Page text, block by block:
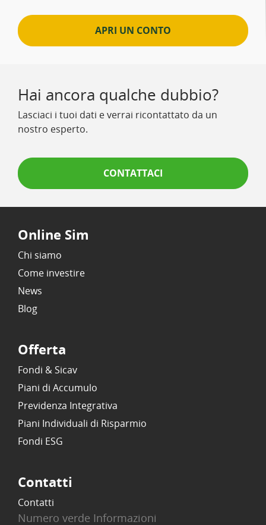
APRI UN CONTO
Hai ancora qualche dubbio?
Lasciaci i tuoi dati e verrai ricontattato da un
nostro esperto.
CONTATTACI
Online Sim
Chi siamo
Come investire
News
Blog
Offerta
Fondi & Sicav
Piani di Accumulo
Previdenza Integrativa
Piani Individuali di Risparmio
Fondi ESG
Contatti
Contatti
Numero verde Informazioni